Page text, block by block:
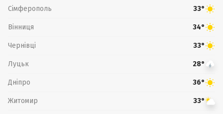
Сімферополь 33°
Вінниця 34°
Чернівці 33°
Луцьк 28°
Дніпро 36°
Житомир 33°